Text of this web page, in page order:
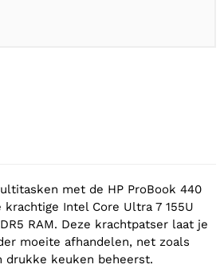
met de HP ProBook 440
krachtige Intel Core Ultra 7 155U
RAM. Deze krachtpatser laat je
moeite afhandelen, net zoals
drukke keuken beheerst.